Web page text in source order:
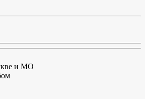
и МО